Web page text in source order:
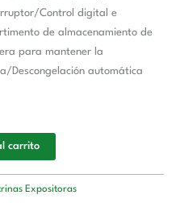
Control digital e
de almacenamiento de
para mantener la
Descongelación automática
carrito
Expositoras